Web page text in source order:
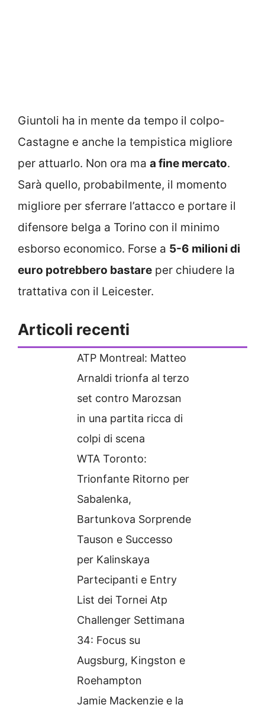
Giuntoli ha in mente da tempo il colpo-
Castagne e anche la tempistica migliore
per attuarlo. Non ora ma a fine mercato.
Sarà quello, probabilmente, il momento
migliore per sferrare l’attacco e portare il
difensore belga a Torino con il minimo
esborso economico. Forse a 5-6 milioni di
euro potrebbero bastare per chiudere la
trattativa con il Leicester.
Articoli recenti
ATP Montreal: Matteo
Arnaldi trionfa al terzo
set contro Marozsan
in una partita ricca di
colpi di scena
WTA Toronto:
Trionfante Ritorno per
Sabalenka,
Bartunkova Sorprende
Tauson e Successo
per Kalinskaya
Partecipanti e Entry
List dei Tornei Atp
Challenger Settimana
34: Focus su
Augsburg, Kingston e
Roehampton
Jamie Mackenzie e la